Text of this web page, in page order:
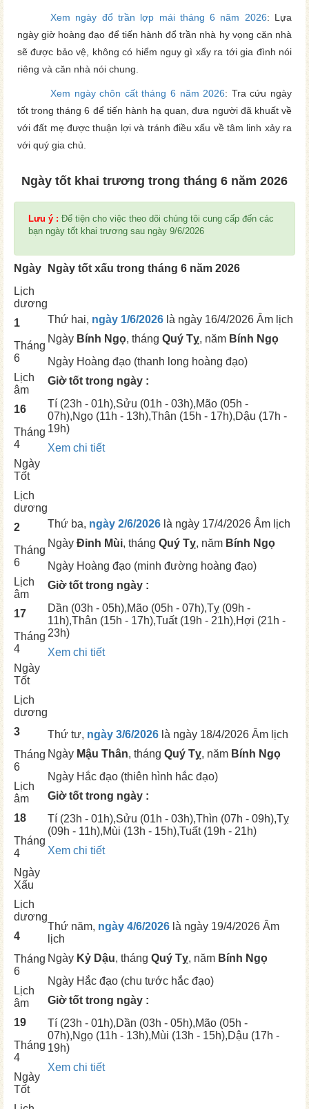
Xem ngày đổ trần lợp mái tháng 6 năm 2026: Lựa
ngày giờ hoàng đạo để tiến hành đổ trần nhà hy vọng căn nhà
sẽ được bảo vệ, không có hiểm nguy gì xẩy ra tới gia đình nói
riêng và căn nhà nói chung.
Xem ngày chôn cất tháng 6 năm 2026: Tra cứu ngày
tốt trong tháng 6 để tiến hành hạ quan, đưa người đã khuất về
với đất mẹ được thuận lợi và tránh điều xấu về tâm linh xảy ra
với quý gia chủ.
Ngày tốt khai trương trong tháng 6 năm 2026
Lưu ý : Để tiện cho việc theo dõi chúng tôi cung cấp đến các
bạn ngày tốt khai trương sau ngày 9/6/2026
Ngày
Ngày tốt xấu trong tháng 6 năm 2026
Lịch
dương
1
Tháng
6
Lịch
âm
16
Tháng
4
Ngày
Tốt
Thứ hai, ngày 1/6/2026 là ngày 16/4/2026 Âm lịch
Ngày Bính Ngọ, tháng Quý Tỵ, năm Bính Ngọ
Ngày Hoàng đạo (thanh long hoàng đạo)
Giờ tốt trong ngày :
Tí (23h - 01h),Sửu (01h - 03h),Mão (05h -
07h),Ngọ (11h - 13h),Thân (15h - 17h),Dậu (17h -
19h)
Xem chi tiết
Lịch
dương
2
Tháng
6
Lịch
âm
17
Tháng
4
Ngày
Tốt
Thứ ba, ngày 2/6/2026 là ngày 17/4/2026 Âm lịch
Ngày Đinh Mùi, tháng Quý Tỵ, năm Bính Ngọ
Ngày Hoàng đạo (minh đường hoàng đạo)
Giờ tốt trong ngày :
Dần (03h - 05h),Mão (05h - 07h),Tỵ (09h -
11h),Thân (15h - 17h),Tuất(19h - 21h),Hợi (21h -
23h)
Xem chi tiết
Lịch
dương
3
Tháng
6
Lịch
âm
18
Tháng
4
Ngày
Xấu
Thứ tư, ngày 3/6/2026 là ngày 18/4/2026 Âm lịch
Ngày Mậu Thân, tháng Quý Tỵ, năm Bính Ngọ
Ngày Hắc đạo (thiên hình hắc đạo)
Giờ tốt trong ngày :
Tí (23h - 01h),Sửu (01h - 03h),Thìn (07h - 09h),Tỵ
(09h - 11h),Mùi (13h - 15h),Tuất(19h - 21h)
Xem chi tiết
Lịch
dương
4
Tháng
6
Lịch
âm
19
Tháng
4
Ngày
Tốt
Thứ năm, ngày 4/6/2026 là ngày 19/4/2026 Âm
lịch
Ngày Kỷ Dậu, tháng Quý Tỵ, năm Bính Ngọ
Ngày Hắc đạo (chu tước hắc đạo)
Giờ tốt trong ngày :
Tí (23h - 01h),Dần (03h - 05h),Mão (05h -
07h),Ngọ (11h - 13h),Mùi (13h - 15h),Dậu (17h -
19h)
Xem chi tiết